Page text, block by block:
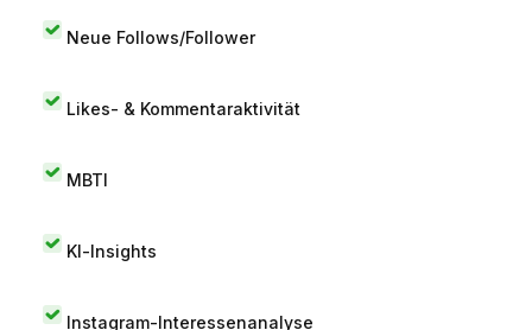
Neue Follows/Follower
Likes- & Kommentaraktivität
MBTI
KI-Insights
Instagram-Interessenanalyse